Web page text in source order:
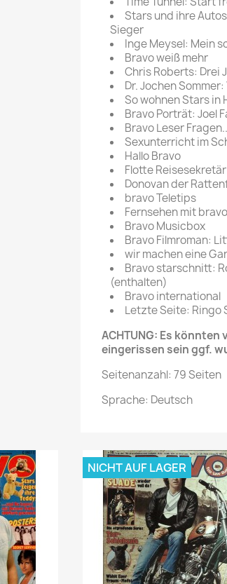
Magazin
Frankfurter Illustrierte
Stars und ihre
Sieger
Inge Meysel: Mein
Bravo weiß mehr
Chris Roberts: Drei
Dr. Jochen
So wohnen Stars in
Bravo Porträt: Joel
Bravo Leser
Sexunterricht im
Hallo Bravo
Flotte
Donovan der
bravo Teletips
Fernsehen mit bravo
Bravo Musicbox
Bravo Filmroman:
wir machen eine
Bravo starschnitt:
(enthalten)
Bravo international
Letzte Seite: Ringo
ACHTUNG: Es
eingerissen sein ggf.
Seitenanzahl: 79 Seiten
Sprache: Deutsch
NICHT AUF LAGER